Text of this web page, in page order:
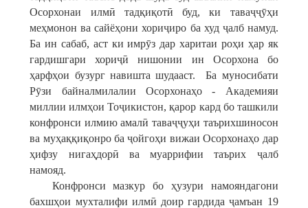
Осорхонаи илмӣ тадқиқотӣ буд, ки таваҷҷӯҳи
меҳмонон ва сайёҳони хориҷиро ба худ ҷалб намуд.
Ба ин сабаб, аст ки имрӯз дар харитаи роҳи ҳар як
гардишгари хориҷӣ нишонии ин Осорхона бо
ҳарфҳои бузург навишта шудааст. Ба муносибати
Рӯзи байналмилалии Осорхонаҳо - Академияи
миллии илмҳои Тоҷикистон, қарор кард бо ташкили
конфронси илмию амалӣ таваҷҷуҳи таърихшиносон
ва муҳаққиқонро ба ҷойгоҳи вижаи Осорхонаҳо дар
ҳифзу нигаҳдорӣ ва муаррифии таърих ҷалб
намояд.
Конфронси мазкур бо ҳузури намояндагони
бахшҳои мухталифи илмӣ доир гардида ҷамъан 19